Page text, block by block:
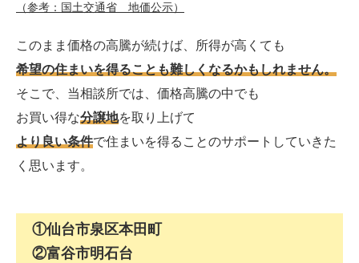
（参考：国土交通省 地価公示）
このまま価格の高騰が続けば、所得が高くても
希望の住まいを得ることも難しくなるかもしれません。
そこで、当相談所では、価格高騰の中でも
お買い得な分譲地を取り上げて
より良い条件で住まいを得ることのサポートしていきた
く思います。
①仙台市泉区本田町
②富谷市明石台